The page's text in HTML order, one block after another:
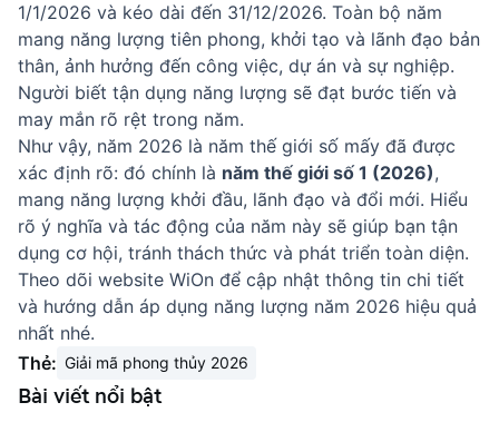
1/1/2026 và kéo dài đến 31/12/2026. Toàn bộ năm
mang năng lượng tiên phong, khởi tạo và lãnh đạo bản
thân, ảnh hưởng đến công việc, dự án và sự nghiệp.
Người biết tận dụng năng lượng sẽ đạt bước tiến và
may mắn rõ rệt trong năm.
Như vậy, năm 2026 là năm thế giới số mấy đã được
xác định rõ: đó chính là năm thế giới số 1 (2026),
mang năng lượng khởi đầu, lãnh đạo và đổi mới. Hiểu
rõ ý nghĩa và tác động của năm này sẽ giúp bạn tận
dụng cơ hội, tránh thách thức và phát triển toàn diện.
Theo dõi website WiOn để cập nhật thông tin chi tiết
và hướng dẫn áp dụng năng lượng năm 2026 hiệu quả
nhất nhé.
Thẻ: Giải mã phong thủy 2026
Bài viết nổi bật